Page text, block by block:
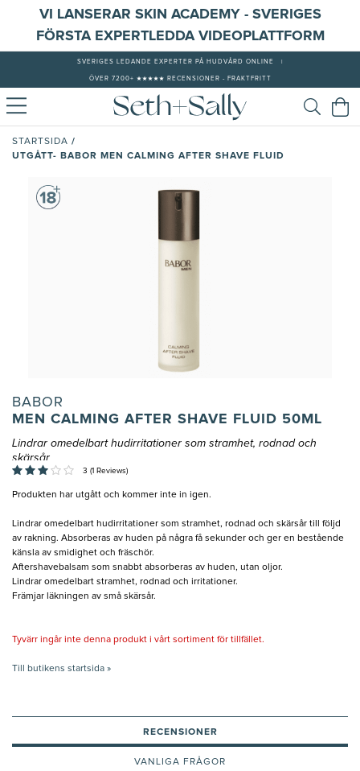
VI LANSERAR SKIN ACADEMY - SVERIGES
FÖRSTA EXPERTLEDDA VIDEOPLATTFORM
SVERIGES LEDANDE EXPERTER PÅ HUDVÅRD ONLINE
ÖVER 7200+ ★★★★★ RECENSIONER - FRAKTFRITT
STARTSIDA /
UTGÅTT- BABOR MEN CALMING AFTER SHAVE FLUID
BABOR
MEN CALMING AFTER SHAVE FLUID 50ML
Lindrar omedelbart hudirritationer som stramhet, rodnad och
skärsår
3 (1 Reviews)
Produkten har utgått och kommer inte in igen.
Lindrar omedelbart hudirritationer som stramhet, rodnad och skärsår till följd
av rakning. Absorberas av huden på några få sekunder och ger en bestående
känsla av smidighet och fräschör.
Aftershavebalsam som snabbt absorberas av huden, utan oljor.
Lindrar omedelbart stramhet, rodnad och irritationer.
Främjar läkningen av små skärsår.
Tyvärr ingår inte denna produkt i vårt sortiment för tillfället.
Till butikens startsida »
RECENSIONER
VANLIGA FRÅGOR